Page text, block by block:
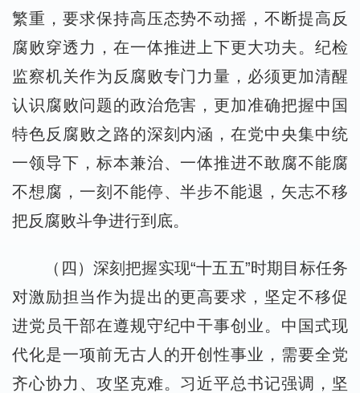
繁重，要求保持高压态势不动摇，不断提高反
腐败穿透力，在一体推进上下更大功夫。纪检
监察机关作为反腐败专门力量，必须更加清醒
认识腐败问题的政治危害，更加准确把握中国
特色反腐败之路的深刻内涵，在党中央集中统
一领导下，标本兼治、一体推进不敢腐不能腐
不想腐，一刻不能停、半步不能退，矢志不移
把反腐败斗争进行到底。
（四）深刻把握实现“十五五”时期目标任务
对激励担当作为提出的更高要求，坚定不移促
进党员干部在遵规守纪中干事创业。中国式现
代化是一项前无古人的开创性事业，需要全党
齐心协力、攻坚克难。习近平总书记强调，坚